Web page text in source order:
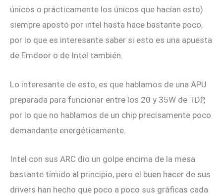
únicos o prácticamente los únicos que hacían esto)
siempre apostó por intel hasta hace bastante poco,
por lo que es interesante saber si esto es una apuesta
de Emdoor o de Intel también.
Lo interesante de esto, es que hablamos de una APU
preparada para funcionar entre los 20 y 35W de TDP,
por lo que no hablamos de un chip precisamente poco
demandante energéticamente.
Intel con sus ARC dio un golpe encima de la mesa
bastante tímido al principio, pero el buen hacer de sus
drivers han hecho que poco a poco sus gráficas cada